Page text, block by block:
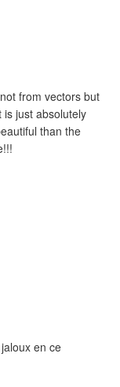
from vectors but
just absolutely
than the
en ce